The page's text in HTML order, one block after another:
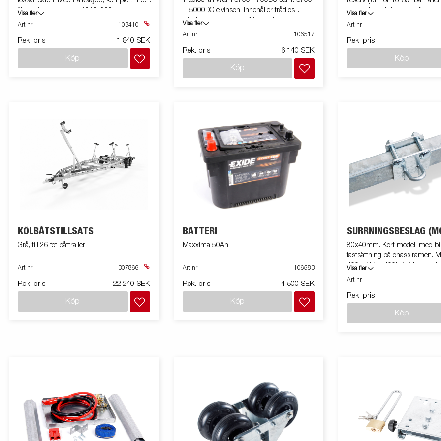
fästen för montering. 1615x200mm.
Visa fler
Art nr
103410
Rek. pris 1 840 SEK
Köp
—5000DC elvinsch. Innehåller trådlös
sändare, mottagare, hållare och
monteringskit. Kontrollera winchen från upp
Visa fler
Art nr
106517
Rek. pris 6 140 SEK
Köp
monteringskit för dragstång.
Visa fler
Art nr
Rek. pris
Köp
KÖLBÅTSTILLSATS
Grå, till 26 fot båttrailer
Art nr 307866
Rek. pris 22 240 SEK
Köp
BATTERI
Maxxima 50Ah
Art nr 106583
Rek. pris 4 500 SEK
Köp
SURRNINGSBESLAG
80x40mm. Kort modell med
fastsättning på chassiramen.
400daN (ca 400kg). Monterad
Visa fler
Art nr
Rek. pris
Köp